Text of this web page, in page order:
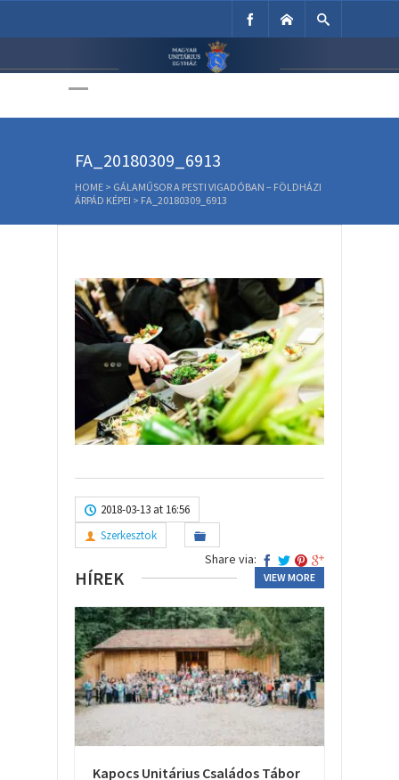
Unitárius Egyház
FA_20180309_6913
HOME > GÁLAMŰSOR A PESTI VIGADÓBAN – FÖLDHÁZI
ÁRPÁD KÉPEI > FA_20180309_6913
2018-03-13 at 16:56
Szerkesztok
Share via:
HÍREK VIEW MORE
Kapocs Unitárius Családos Tábor